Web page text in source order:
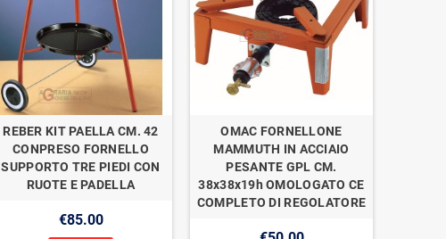
REBER KIT PAELLA CM. 42
CONPRESO FORNELLO
SUPPORTO TRE PIEDI CON
RUOTE E PADELLA
€85.00
OMAC FORNELLONE
MAMMUTH IN ACCIAIO
PESANTE GPL CM.
38x38x19h OMOLOGATO CE
COMPLETO DI REGOLATORE